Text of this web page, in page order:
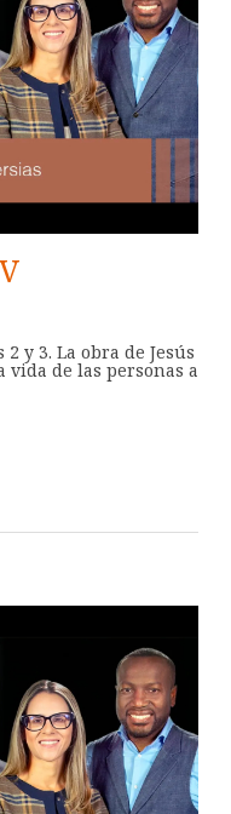
2 y 3. La obra de Jesús
de las personas a